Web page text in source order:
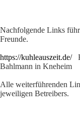
Nachfolgende Links
Freunde.
https://kuhleauszeit.de/
Bahlmann in Kneheim
Alle weiterführenden
jeweiligen Betreibers.